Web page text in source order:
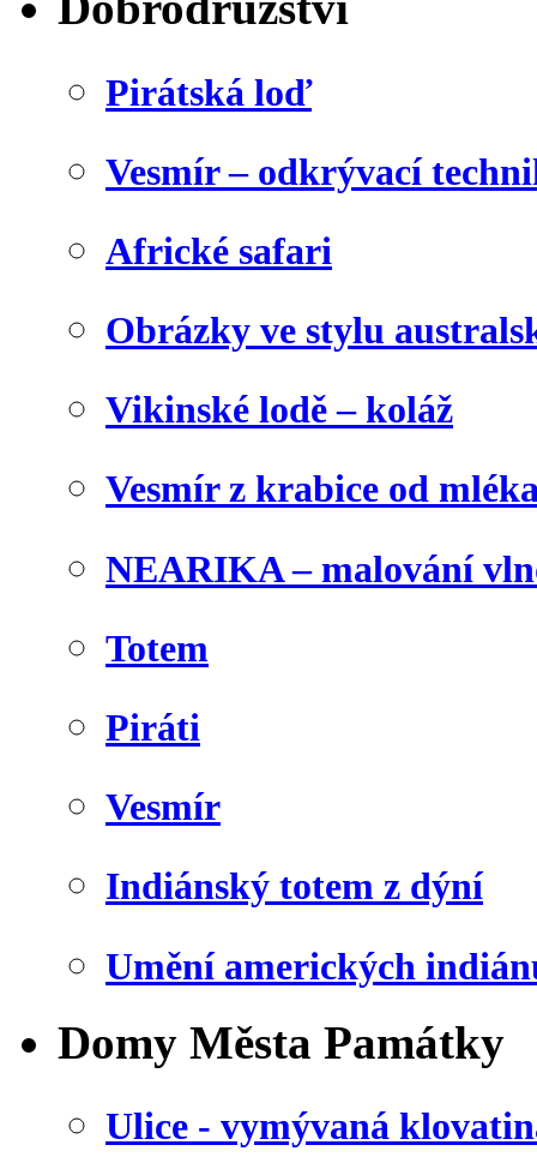
Pirátská loď
Vesmír – odkrývací
Africké safari
Obrázky ve stylu
Vikinské lodě – koláž
Vesmír z krabice od
NEARIKA – malování
Totem
Piráti
Vesmír
Indiánský totem z dýní
Umění amerických
Domy Města Památky
Ulice - vymývaná